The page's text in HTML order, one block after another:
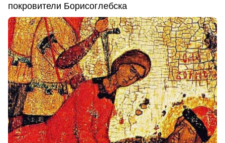
покровители Борисоглебска